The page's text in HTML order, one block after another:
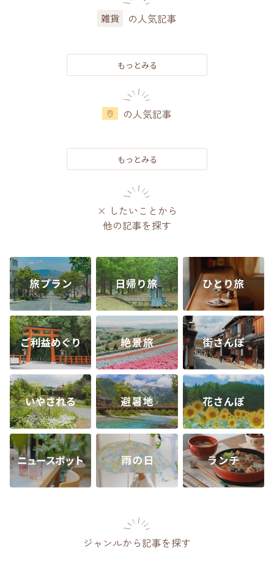
雑貨 の人気記事
もっとみる
の人気記事
もっとみる
× したいことから
他の記事を探す
ジャンルから記事を探す